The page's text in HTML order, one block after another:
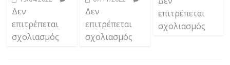
Δεν
επιτρέπεται
σχολιασμός
Δεν
επιτρέπεται
σχολιασμός
επιτρέπεται
σχολιασμός